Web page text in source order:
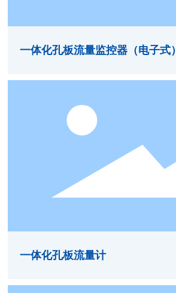
一体化孔板流量监控器（电子式）
一体化孔板流量计